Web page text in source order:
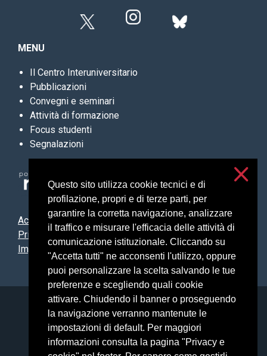
Questo sito utilizza cookie tecnici e di
profilazione, propri e di terze parti, per
garantire la corretta navigazione, analizzare
il traffico e misurare l'efficacia delle attività di
comunicazione istituzionale. Cliccando su
"Accetta tutti" ne acconsenti l'utilizzo, oppure
puoi personalizzare la scelta salvando le tue
preferenze e scegliendo quali cookie
attivare. Chiudendo il banner o proseguendo
la navigazione verranno mantenute le
impostazioni di default. Per maggiori
informazioni consulta la pagina "Privacy e
MENU
Il Centro Interuniversitario
Pubblicazioni
Convegni e seminari
Attività di formazione
Focus studenti
Segnalazioni
Accessibilità
Privacy e cookies
Impostazioni cookie
Università degli Studi di Milano
Via Festa del Perdono, 7 - 20122 Milano
Posta Elettronica Certificata